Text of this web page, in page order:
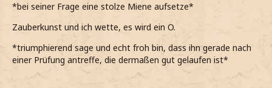
*bei seiner Frage eine stolze Miene aufsetze*
Zauberkunst und ich wette, es wird ein O.
*triumphierend sage und echt froh bin, dass ihn gerade nach
einer Prüfung antreffe, die dermaßen gut gelaufen ist*